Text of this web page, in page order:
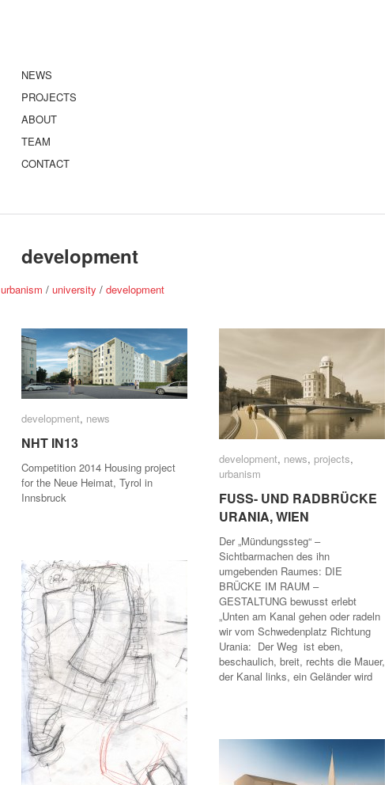
NEWS
PROJECTS
ABOUT
TEAM
CONTACT
development
urbanism / university / development
development, news
NHT IN13
Competition 2014 Housing project
for the Neue Heimat, Tyrol in
Innsbruck
development news
NHT IN13
development, news, projects,
urbanism
FUSS- UND RADBRÜCKE
URANIA, WIEN
Der „Mündungssteg“ –
Sichtbarmachen des ihn
umgebenden Raumes: DIE
BRÜCKE IM RAUM –
GESTALTUNG bewusst erlebt
„Unten am Kanal gehen oder radeln
wir vom Schwedenplatz Richtung
Urania: Der Weg ist eben,
beschaulich, breit, rechts die Mauer,
der Kanal links, ein Geländer wird
development news projects
urbanism
FUSS- UND RADBRÜCKE
URANIA, WIEN